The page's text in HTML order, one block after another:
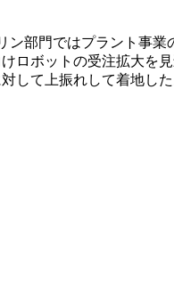
部門ではプラント事
ロボットの受注拡大を
して上振れして着地した